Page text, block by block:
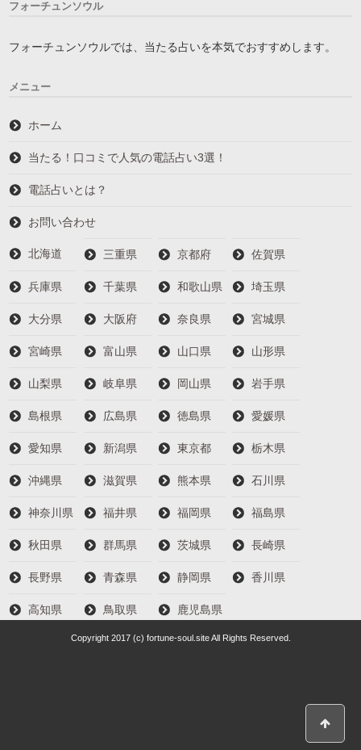
フォーチュンソウル
フォーチュンソウルでは、当たる占いを本気でおすすめします。
メニュー
ホーム
当たる！口コミで人気の電話占い3選！
電話占いとは？
お問い合わせ
北海道 三重県 京都府 佐賀県
兵庫県 千葉県 和歌山県 埼玉県
大分県 大阪府 奈良県 宮城県
宮崎県 富山県 山口県 山形県
山梨県 岐阜県 岡山県 岩手県
島根県 広島県 徳島県 愛媛県
愛知県 新潟県 東京都 栃木県
沖縄県 滋賀県 熊本県 石川県
神奈川県 福井県 福岡県 福島県
秋田県 群馬県 茨城県 長崎県
長野県 青森県 静岡県 香川県
高知県 鳥取県 鹿児島県
Copyright 2017 (c) fortune-soul.site All Rights Reserved.